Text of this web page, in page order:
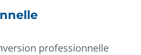
professionnelle